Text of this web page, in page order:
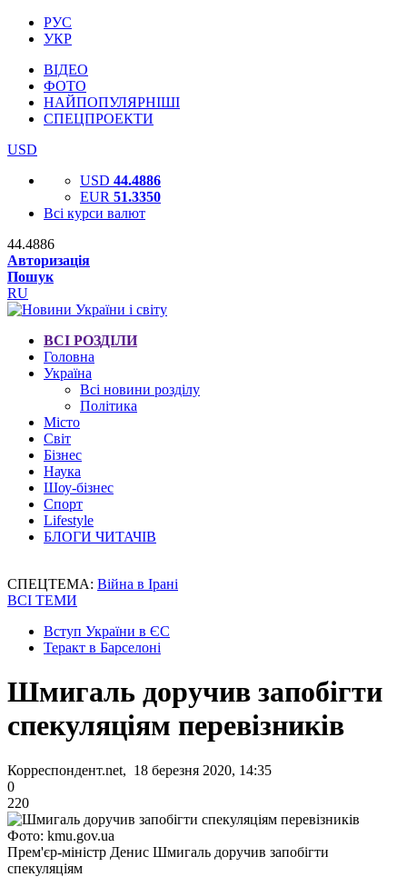
РУС
УКР
ВІДЕО
ФОТО
НАЙПОПУЛЯРНІШІ
СПЕЦПРОЕКТИ
USD
USD 44.4886
EUR 51.3350
Всі курси валют
44.4886
Авторизація
Пошук
RU
ВСІ РОЗДІЛИ
Головна
Україна
Всі новини розділу
Політика
Місто
Світ
Бізнес
Наука
Шоу-бізнес
Спорт
Lifestyle
БЛОГИ ЧИТАЧІВ
СПЕЦТЕМА: Війна в Ірані
ВСІ ТЕМИ
Вступ України в ЄС
Теракт в Барселоні
Шмигаль доручив запобігти
спекуляціям перевізників
Корреспондент.net, 18 березня 2020, 14:35
0
220
Фото: kmu.gov.ua
Прем'єр-міністр Денис Шмигаль доручив запобігти
спекуляціям